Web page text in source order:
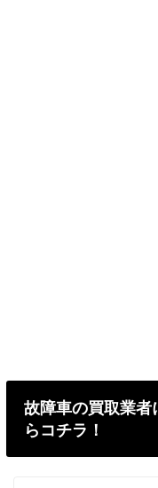
故障車の買取業者
らコチラ！